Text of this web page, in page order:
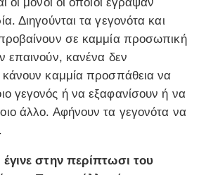
οι μόνοι οι οποίοι έγραψαν
Διηγούνται τα γεγονότα και
σε καμμία προσωπική
επαινούν, κανένα δεν
κάνουν καμμία προσπάθεια να
γεγονός ή να εξαφανίσουν ή να
άλλο. Αφήνουν τα γεγονότα να
έγινε στην περίπτωσι του